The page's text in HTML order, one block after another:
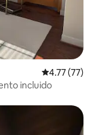
Calificación
4.77 (77)
incluido